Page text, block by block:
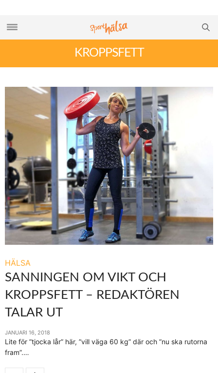
KROPPSFETT
HÄLSA
SANNINGEN OM VIKT OCH
KROPPSFETT – REDAKTÖREN
TALAR UT
JANUARI 16, 2018
Lite för ”tjocka lår” här, ”vill väga 60 kg” där och ”nu ska rutorna
fram”.…